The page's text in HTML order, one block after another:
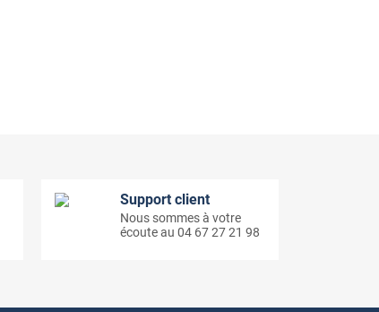
Support client
Nous sommes à votre
écoute au 04 67 27 21 98